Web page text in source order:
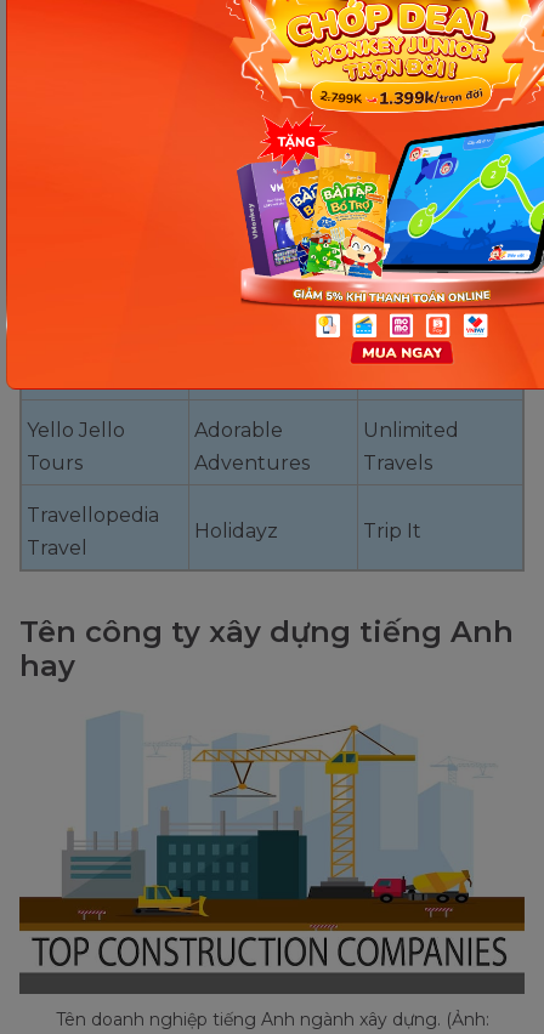
Dream casters Jet Setter
Vacation Time
The Great
Globetrotter
Carefree
Caravanning
Adventurous
Plan Go
Stay & Play
Anywhere
Yello Jello
Tours
Adorable
Adventures
Unlimited
Travels
Travellopedia
Travel
Holidayz Trip It
Tên công ty xây dựng tiếng Anh
hay
Tên doanh nghiệp tiếng Anh ngành xây dựng. (Ảnh: